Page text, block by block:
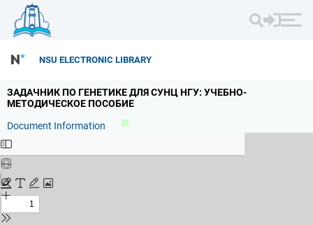
NSU ELECTRONIC LIBRARY
ЗАДАЧНИК ПО ГЕНЕТИКЕ ДЛЯ СУНЦ НГУ: УЧЕБНО-
МЕТОДИЧЕСКОЕ ПОСОБИЕ
Document Information